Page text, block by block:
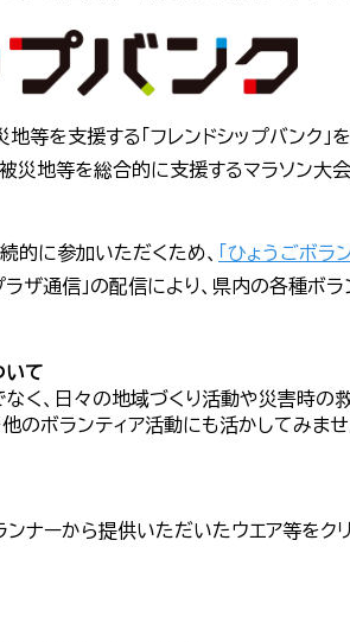
等を支援する「フレンドシップバンク
災地等を総合的に支援するマラソン大会
的に参加いただくため、
「ひょうごボラ
ザ通信」の配信により、県内の各種ボ
いて
く、日々の地域づくり活動や災害時の
のボランティア活動にも活かしてみま
ナーから提供いただいたウエア等をク